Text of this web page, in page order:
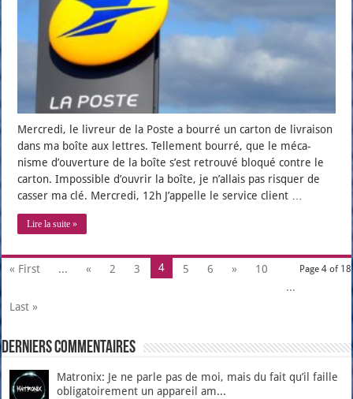
Mer­cre­di, le livreur de la Poste a bour­ré un car­ton de livrai­son
dans ma boîte aux lettres. Tel­le­ment bour­ré, que le méca­
nisme d’ou­ver­ture de la boîte s’est retrou­vé blo­qué contre le
car­ton. Impos­sible d’ou­vrir la boîte, je n’al­lais pas ris­quer de
cas­ser ma clé. Mercredi, 12h J’ap­pelle le ser­vice client …
Lire la suite »
Page 4 of 18
« First ... « 2 3 4 5 6 »
10
...
Last »
Derniers Commentaires
Matronix: Je ne parle pas de moi, mais du fait qu’il faille
obligatoirement un appareil am...